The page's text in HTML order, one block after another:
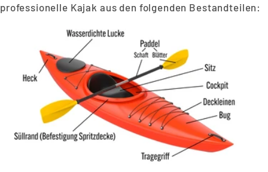
professionelle Kajak aus den folgenden Bestandteilen: